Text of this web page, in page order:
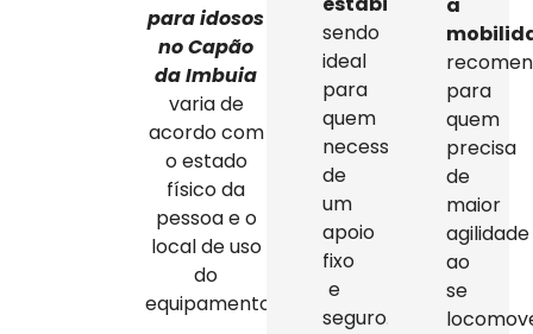
para idosos
no Capão
da Imbuia
varia de
acordo com
o estado
físico da
pessoa e o
local de uso
do
equipamento.
sendo
ideal
para
quem
necessita
de
um
apoio
fixo
e
seguro.
para
quem
precisa
de
maior
agilidade
ao
se